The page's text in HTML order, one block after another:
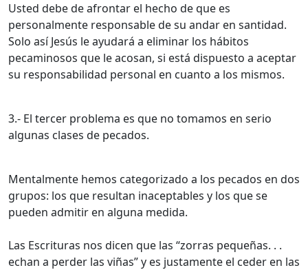
Usted debe de afrontar el hecho de que es
personalmente responsable de su andar en santidad.
Solo así Jesús le ayudará a eliminar los hábitos
pecaminosos que le acosan, si está dispuesto a aceptar
su responsabilidad personal en cuanto a los mismos.
3.- El tercer problema es que no tomamos en serio
algunas clases de pecados.
Mentalmente hemos categorizado a los pecados en dos
grupos: los que resultan inaceptables y los que se
pueden admitir en alguna medida.
Las Escrituras nos dicen que las “zorras pequeñas. . .
echan a perder las viñas” y es justamente el ceder en las